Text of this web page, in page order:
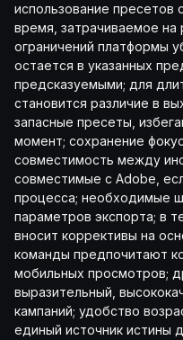
использование пресетов
время, затрачиваемое на
ограничений платформы
остается в указанных
предсказуемыми; для
становится различие в
запасные пресеты,
момент; сохранение
совместимость между
совместимые с Adobe,
процесса; необходимые
параметров экспорта; в
вносит коррективы на
команды предпочитают
мобильных просмотров;
выразительный,
кампаний; удобство
единый источник истины